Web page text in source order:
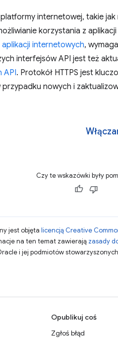
internetowej, takie
korzystania z
internetowych,
interfejsów API jest też
API. Protokół HTTPS jest
nowych i
Czy te wskazówki były
jest objęta licencją Creative
na ten temat zawierają zasady
i jej podmiotów
Opublikuj coś
Zgłoś błąd